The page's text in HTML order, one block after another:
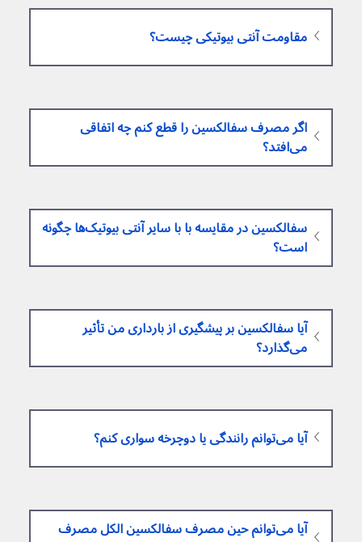
مقاومت آنتی بیوتیکی چیست؟
اگر مصرف سفالکسین را قطع کنم چه اتفاقی
می‌افتد؟
سفالکسین در مقایسه با با سایر آنتی بیوتیک‌ها چگونه
است؟
آیا سفالکسین بر پیشگیری از بارداری من تأثیر
می‌گذارد؟
آیا می‌توانم رانندگی یا دوچرخه سواری کنم؟
آیا می‌توانم حین مصرف سفالکسین الکل مصرف